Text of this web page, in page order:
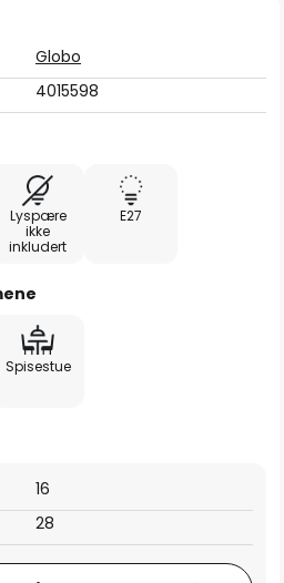
Globo
4015598
Lyspære
ikke
inkludert
E27
Spisestue
28
16